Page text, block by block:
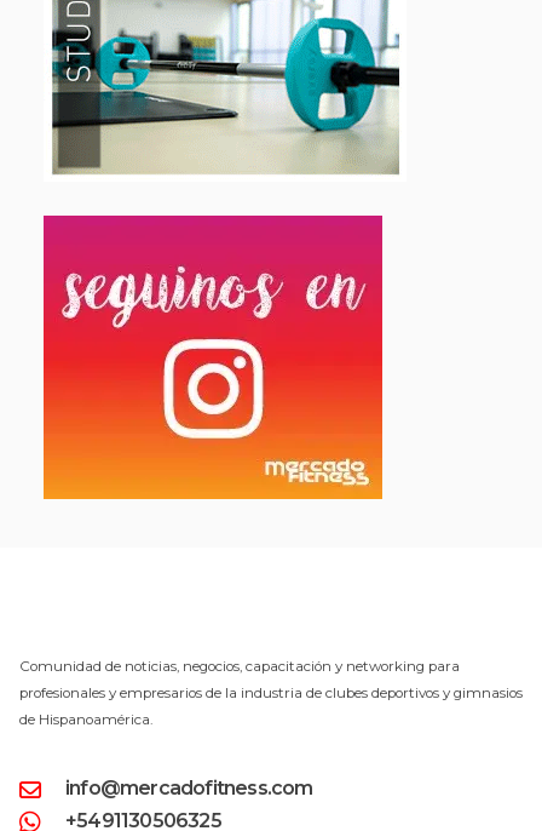
Comunidad de noticias, negocios, capacitación y networking para
profesionales y empresarios de la industria de clubes deportivos y gimnasios
de Hispanoamérica.
info@mercadofitness.com
+5491130506325